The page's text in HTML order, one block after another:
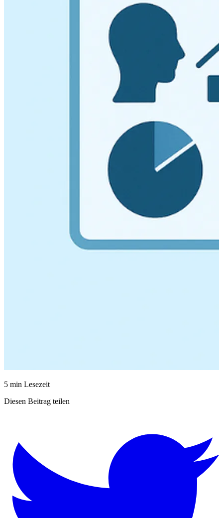
5 min Lesezeit
Diesen Beitrag teilen